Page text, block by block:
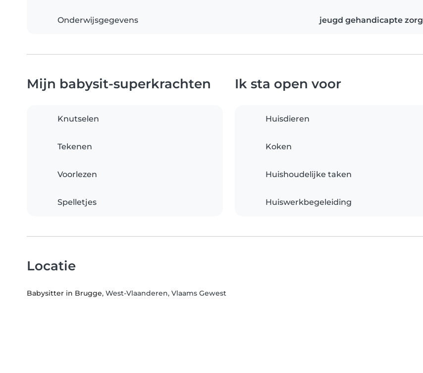
Onderwijsgegevens jeugd gehandicapte zorg
Mijn babysit-superkrachten
Knutselen
Tekenen
Voorlezen
Spelletjes
Ik sta open voor
Huisdieren
Koken
Huishoudelijke taken
Huiswerkbegeleiding
Locatie
Babysitter in Brugge, West-Vlaanderen, Vlaams Gewest